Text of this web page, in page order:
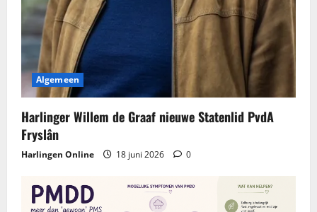
Algemeen
Harlinger Willem de Graaf nieuwe Statenlid PvdA
Fryslân
Harlingen Online 18 juni 2026 0